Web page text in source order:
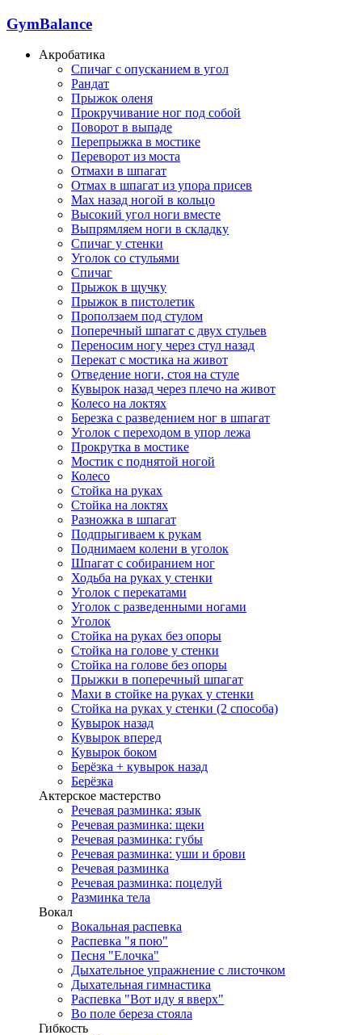
GymBalance
Акробатика
Спичаг с опусканием в угол
Рандат
Прыжок оленя
Прокручивание ног под собой
Поворот в выпаде
Перепрыжка в мостике
Переворот из моста
Отмахи в шпагат
Отмах в шпагат из упора присев
Мах назад ногой в кольцо
Высокий угол ноги вместе
Выпрямляем ноги в складку
Спичаг у стенки
Уголок со стульями
Спичаг
Прыжок в щучку
Прыжок в пистолетик
Проползаем под стулом
Поперечный шпагат с двух стульев
Переносим ногу через стул назад
Перекат с мостика на живот
Отведение ноги, стоя на стуле
Кувырок назад через плечо на живот
Колесо на локтях
Березка с разведением ног в шпагат
Уголок с переходом в упор лежа
Прокрутка в мостике
Мостик с поднятой ногой
Колесо
Стойка на руках
Стойка на локтях
Разножка в шпагат
Подпрыгиваем к рукам
Поднимаем колени в уголок
Шпагат с собиранием ног
Ходьба на руках у стенки
Уголок с перекатами
Уголок с разведенными ногами
Уголок
Стойка на руках без опоры
Стойка на голове у стенки
Стойка на голове без опоры
Прыжки в поперечный шпагат
Махи в стойке на руках у стенки
Стойка на руках у стенки (2 способа)
Кувырок назад
Кувырок вперед
Кувырок боком
Берёзка + кувырок назад
Берёзка
Актерское мастерство
Речевая разминка: язык
Речевая разминка: щеки
Речевая разминка: губы
Речевая разминка: уши и брови
Речевая разминка
Речевая разминка: поцелуй
Разминка тела
Вокал
Вокальная распевка
Распевка "я пою"
Песня "Елочка"
Дыхательное упражнение с листочком
Дыхательная гимнастика
Распевка "Вот иду я вверх"
Во поле береза стояла
Гибкость